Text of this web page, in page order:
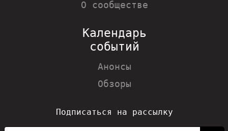
О сообществе
Календарь
событий
Анонсы
Обзоры
Подписаться на рассылку